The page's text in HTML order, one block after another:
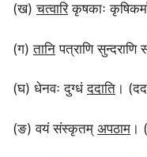
(ख)चत्वारिकृषकाः
(ग)तानि पत्राणि सुन्दराणि
(घ) धेनवः दुग्धंददाति ।
(ङ) वयं संस्कृतम् अपठाम ।